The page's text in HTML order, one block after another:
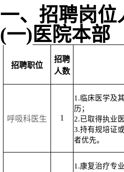
一、 招聘岗位
(一) 医院本部
招聘职位
招聘
人数
呼吸科医生 1
1.临床医学及
历；
2.已取得执业
3.持有规培证
者优先。
1.康复治疗专